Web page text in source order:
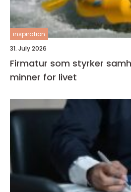
inspiration
31. July 2026
Firmatur som styrker
minner for livet